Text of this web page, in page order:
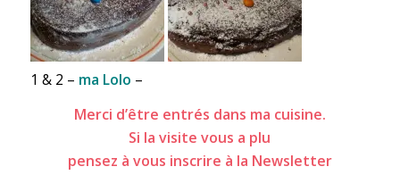
1 & 2 – ma Lolo –
Merci d’être entrés dans ma cuisine.
Si la visite vous a plu
pensez à vous inscrire à la Newsletter